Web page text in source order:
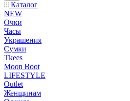
Каталог
NEW
Очки
Часы
Украшения
Сумки
Tkees
Moon Boot
LIFESTYLE
Outlet
Женщинам